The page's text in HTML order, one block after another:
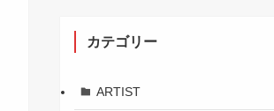
カテゴリー
ARTIST